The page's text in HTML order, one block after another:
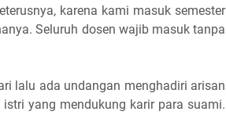
karena kami masuk semester
Seluruh dosen wajib masuk tanpa
lalu ada undangan menghadiri arisan
yang mendukung karir para suami.